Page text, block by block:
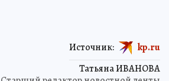
Татьяна ИВАНОВА
Источник: kp.ru